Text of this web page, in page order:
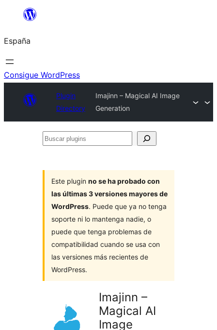
Saltar
contenido
España
Consigue WordPress
Plugin
Directory
Imajinn – Magical AI Image
Generation
Buscar
Este plugin no se ha probado con
las últimas 3 versiones mayores de
WordPress. Puede que ya no tenga
soporte ni lo mantenga nadie, o
puede que tenga problemas de
compatibilidad cuando se usa con
las versiones más recientes de
WordPress.
Imajinn –
Magical AI
Image